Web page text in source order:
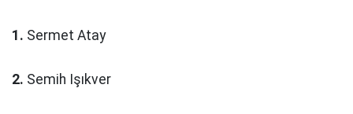
1. Sermet Atay
2. Semih Işıkver